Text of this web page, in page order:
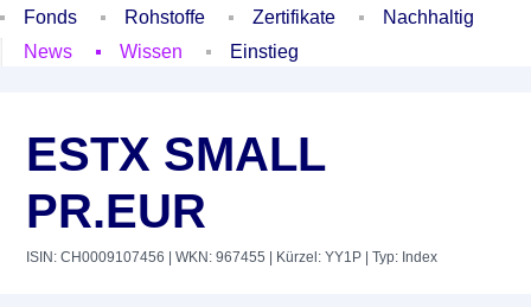
Fonds
Rohstoffe Zertifikate
Nachhaltig
News
Wissen Einstieg
ESTX SMALL
PR.EUR
ISIN: CH0009107456 | WKN: 967455 | Kürzel: YY1P | Typ: Index